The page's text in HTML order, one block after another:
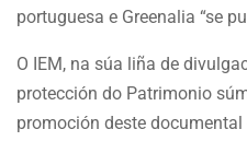
portuguesa e Greenalia “se
O IEM, na súa liña de
protección do Patrimonio
promoción deste